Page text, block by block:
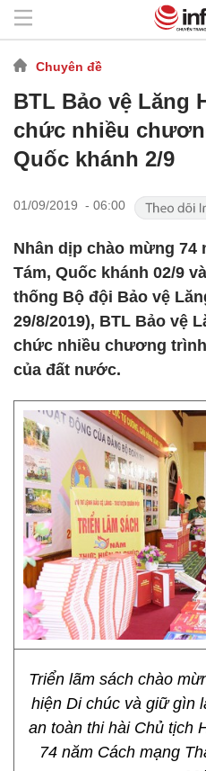
Chuyên đề
BTL Bảo vệ Lăng
chức nhiều
Quốc khánh 2/9
01/09/2019 - 06:00
Nhân dịp chào mừng 74
Tám, Quốc khánh 02/9
thống Bộ đội Bảo vệ
29/8/2019), BTL Bảo vệ
chức nhiều chương
của đất nước.
Triển lãm sách chào
hiện Di chúc và giữ gìn
an toàn thi hài Chủ tịch
74 năm Cách mạng